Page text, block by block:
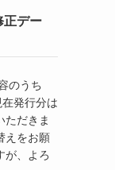
正デー
のうち
発行分は
ただきま
えをお願
が、よろ